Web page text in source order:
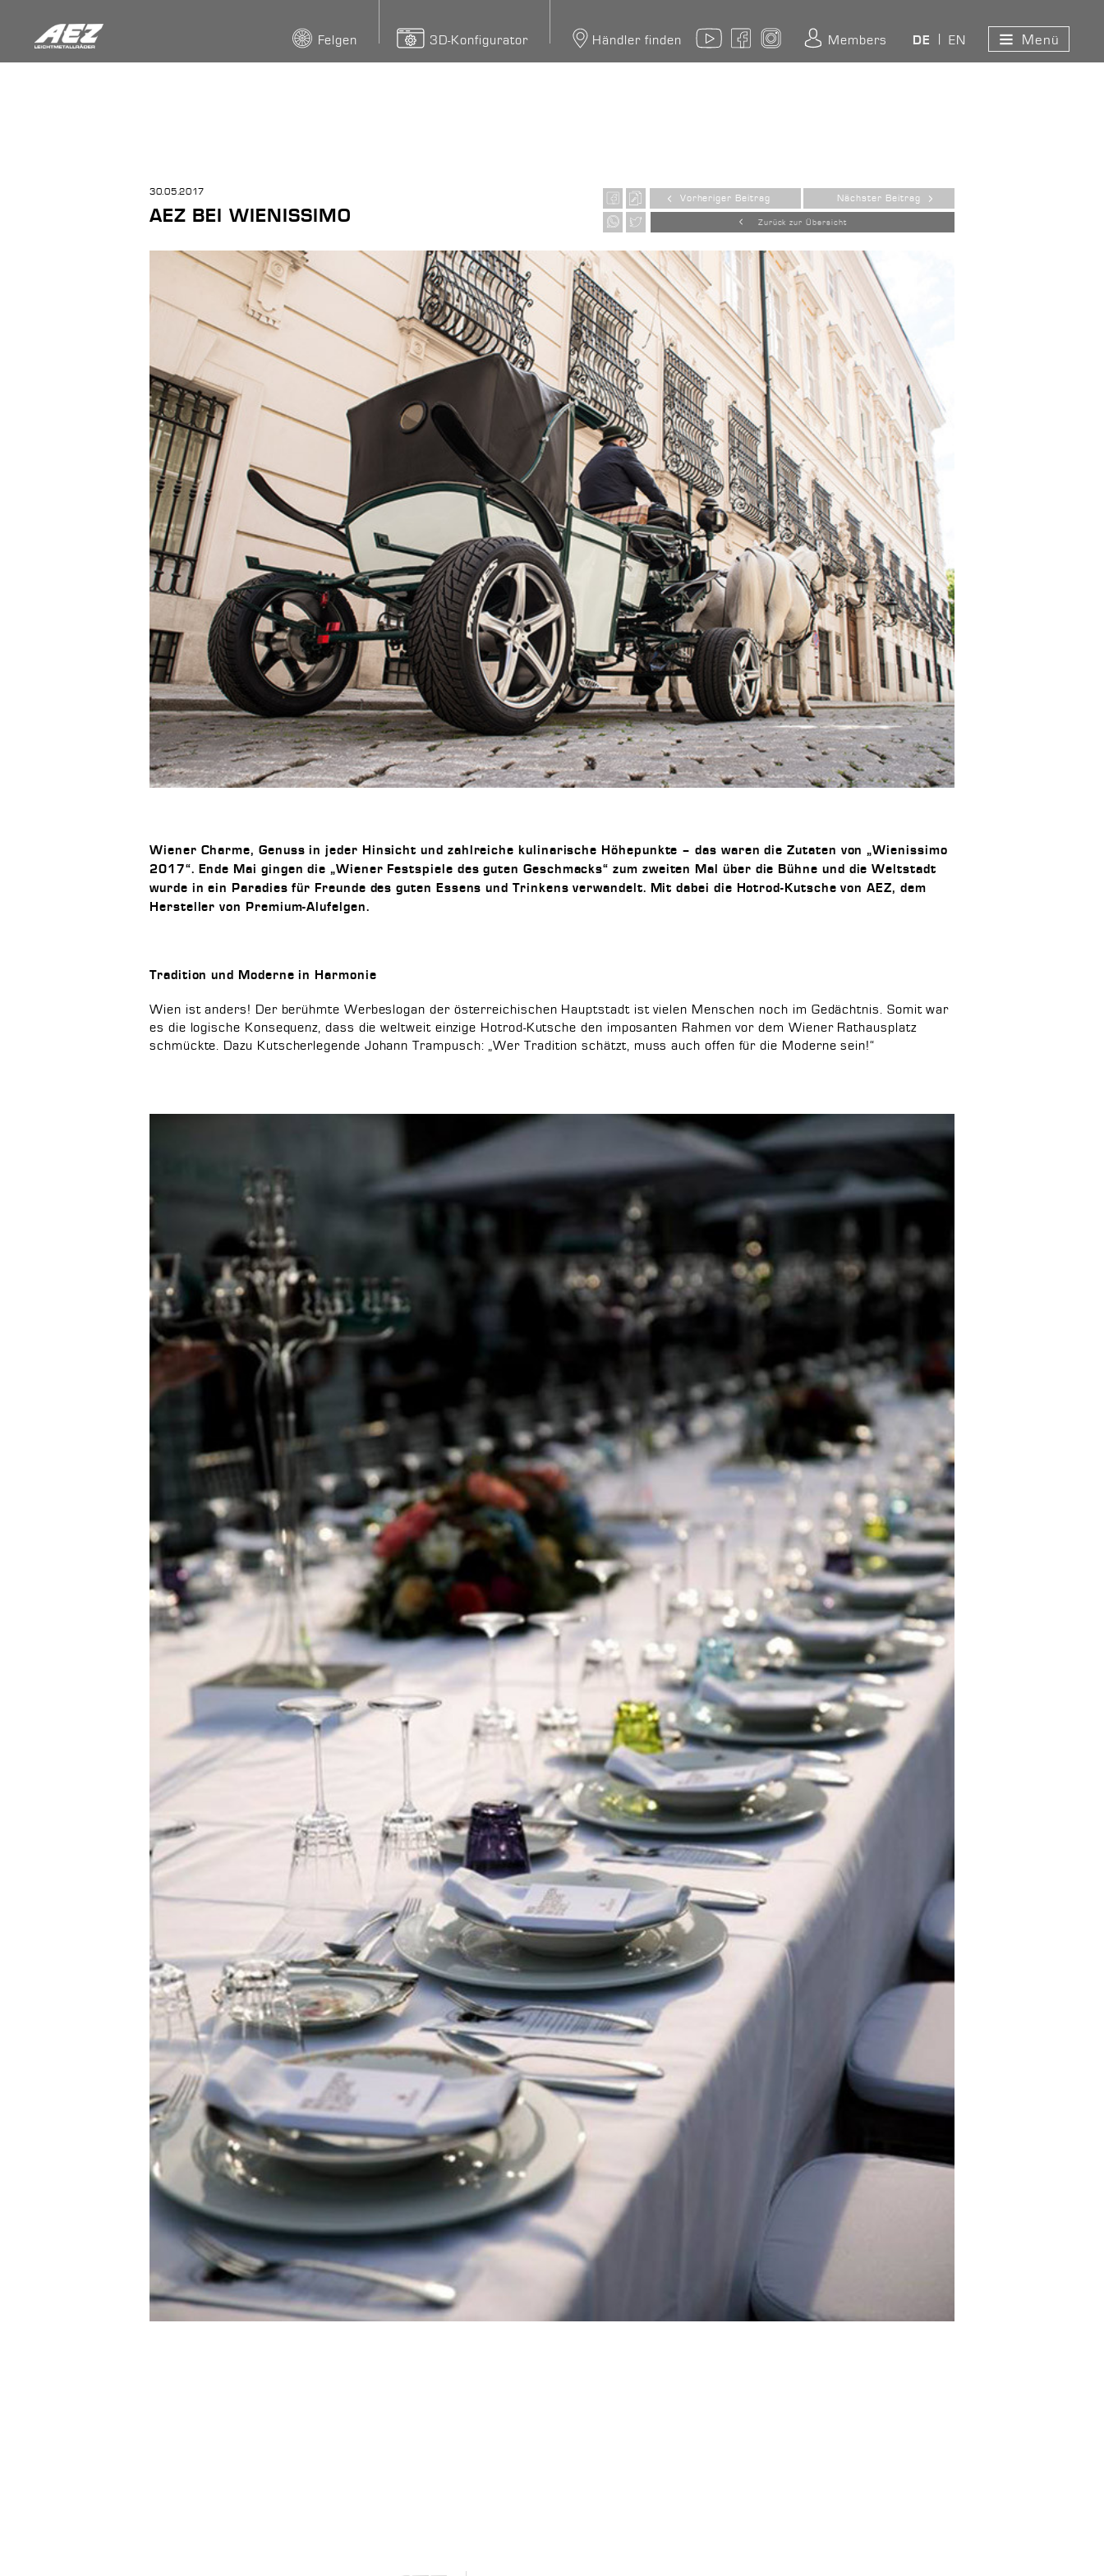
Felgen 3D-Konfigurator Händler finden YouTubeFacebookInstagramMembers DE EN Menü
Zurück zur Übersicht
Vorheriger Beitrag Nächster Beitrag
30.05.2017
AEZ BEI WIENISSIMO
Wiener Charme, Genuss in jeder Hinsicht und zahlreiche kulinarische Höhepunkte – das waren die Zutaten von „Wienissimo
2017“. Ende Mai gingen die „Wiener Festspiele des guten Geschmacks“ zum zweiten Mal über die Bühne und die Weltstadt
wurde in ein Paradies für Freunde des guten Essens und Trinkens verwandelt. Mit dabei die Hotrod-Kutsche von AEZ, dem
Hersteller von Premium-Alufelgen.
Tradition und Moderne in Harmonie
Wien ist anders! Der berühmte Werbeslogan der österreichischen Hauptstadt ist vielen Menschen noch im Gedächtnis. Somit war
es die logische Konsequenz, dass die weltweit einzige Hotrod-Kutsche den imposanten Rahmen vor dem Wiener Rathausplatz
schmückte. Dazu Kutscherlegende Johann Trampusch: „Wer Tradition schätzt, muss auch offen für die Moderne sein!“